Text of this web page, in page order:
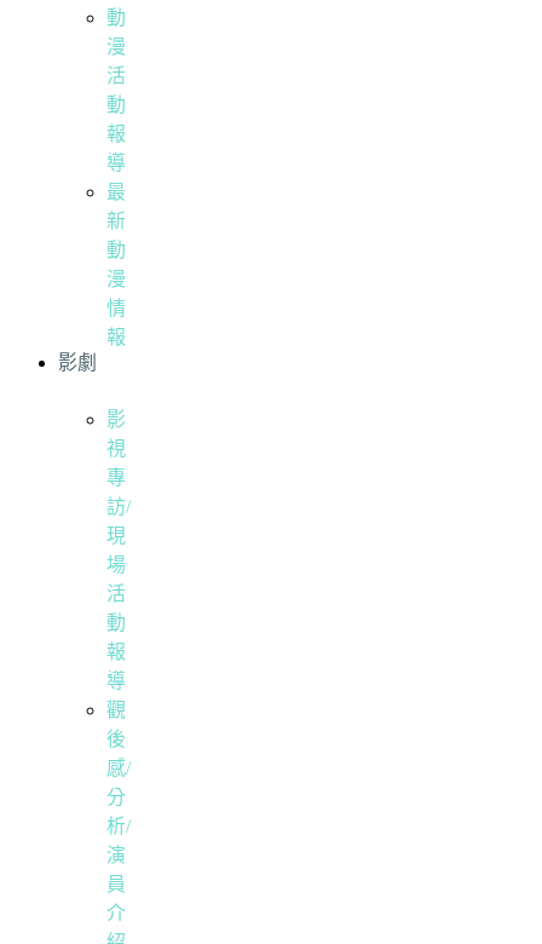
動
漫
活
動
報
導
最
新
動
漫
情
報
影劇
影
視
專
訪/
現
場
活
動
報
導
觀
後
感/
分
析/
演
員
介